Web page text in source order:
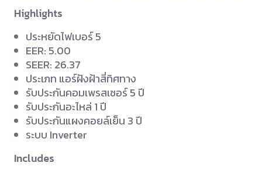
Highlights
ประหยัดไฟเบอร์ 5
EER: 5.00
SEER: 26.37
ประเภท แอร์ฝังฝ้าสี่ทิศทาง
รับประกันคอมเพรสเซอร์ 5 ปี
รับประกันอะไหล่ 1 ปี
รับประกันแผงคอยล์เย็น 3 ปี
ระบบ Inverter
Includes